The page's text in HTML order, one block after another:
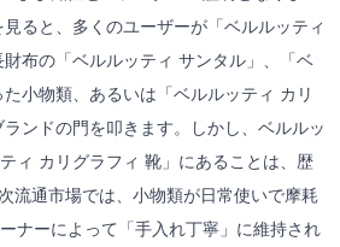
ると、多くのユーザーが「ベルルッティ
布の「ベルルッティ サンタル」、「ベ
小物類、あるいは「ベルルッティ カリ
ンドの門を叩きます。しかし、ベルルッ
ィ カリグラフィ 靴」にあることは、歴
流通市場では、小物類が日常使いで摩耗
ナーによって「手入れ丁寧」に維持され